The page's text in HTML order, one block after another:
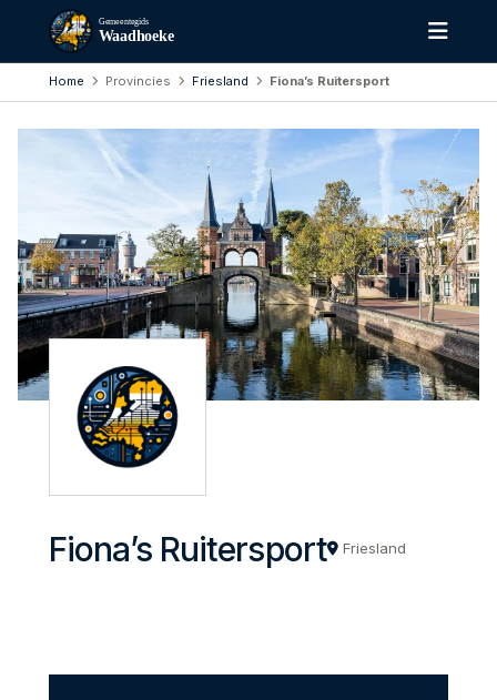
Gemeentegids
Waadhoeke
Home Provincies Friesland Fiona’s Ruitersport
Fiona’s Ruitersport Friesland